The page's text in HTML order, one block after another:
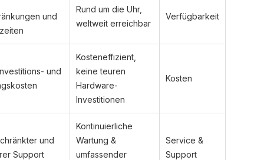
Verfügbarkeit
Rund um die Uhr,
weltweit erreichbar
Beschränkungen und
Ausfallzeiten
Kosteneffizient,
keine teuren
Hardware-
Investitionen
Hohe Investitions- und
Wartungskosten
Service &
Kontinuierliche
Wartung &
umfassender
Eingeschränkter und
oft teurer Support